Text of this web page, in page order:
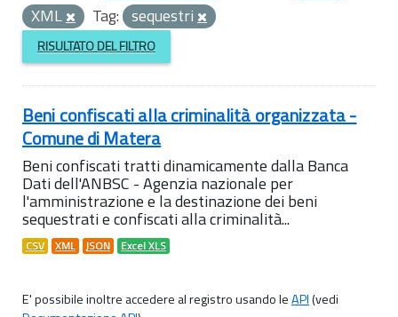
XML
Tag: sequestri
RISULTATO DEL FILTRO
Beni confiscati alla criminalità organizzata -
Comune di Matera
Beni confiscati tratti dinamicamente dalla Banca
Dati dell'ANBSC - Agenzia nazionale per
l'amministrazione e la destinazione dei beni
sequestrati e confiscati alla criminalità...
CSV XML JSON Excel XLS
E' possibile inoltre accedere al registro usando leAPI(vedi